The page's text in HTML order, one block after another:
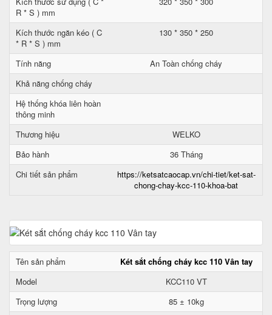
R * S ) mm
Kích thước ngăn kéo ( C
* R * S ) mm
130 * 350 * 250
Tính năng
An Toàn chống cháy
Khả năng chống cháy
Hệ thống khóa liên hoàn
thông minh
Thương hiệu
WELKO
Bảo hành
36 Tháng
Chi tiết sản phẩm
https://ketsatcaocap.vn/chi-tiet/ket-sat-
chong-chay-kcc-110-khoa-bat
Tên sản phẩm
Két sắt chống cháy kcc 110 Vân tay
Model
KCC110 VT
Trọng lượng
85 ± 10kg